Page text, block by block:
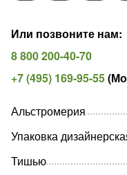
Или позвоните нам:
8 800 200-40-70
+7 (495) 169-95-55(
Альстромерия
Упаковка
Тишью